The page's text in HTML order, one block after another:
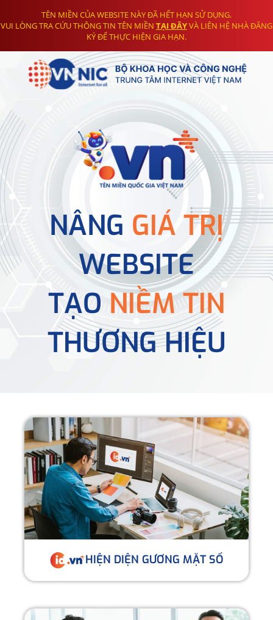
TÊN MIỀN CỦA WEBSITE NÀY ĐÃ HẾT HẠN SỬ DỤNG.
VUI LÒNG TRA CỨU THÔNG TIN TÊN MIỀN TẠI ĐÂYVÀ LIÊN HỆ NHÀ ĐĂNG
KÝ ĐỂ THỰC HIỆN GIA HẠN.
NÂNG GIÁ TRỊ
WEBSITE
TẠONIỀM TIN
THƯƠNG HIỆU
HIỆN DIỆN GƯƠNG MẶT SỐ